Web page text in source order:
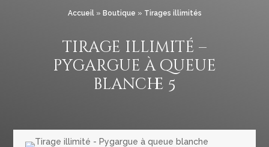
Accueil» Boutique » Tirages illimités
tirage illimité –
pygargue à queue
blanche 5